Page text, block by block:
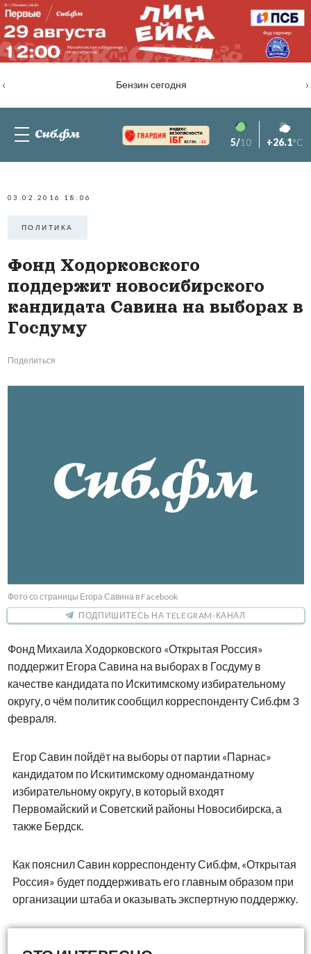
Бензин сегодня
‹ ›
82.76% -1.2 5/10 +26.1°C
03.02.2016 18:06
ПОЛИТИКА
Фонд Ходорковского
поддержит новосибирского
кандидата Савина на выборах в
Госдуму
Поделиться
Фото со страницы Егора Савина в Facebook
ПОДПИШИТЕСЬ НА TELEGRAM-КАНАЛ
Фонд Михаила Ходорковского «Открытая Россия»
поддержит Егора Савина на выборах в Госдуму в
качестве кандидата по Искитимскому избирательному
округу, о чём политик сообщил корреспонденту Сиб.фм 3
февраля.
Егор Савин пойдёт на выборы от партии «Парнас»
кандидатом по Искитимскому одномандатному
избирательному округу, в который входят
Первомайский и Советский районы Новосибирска, а
также Бердск.
Как пояснил Савин корреспонденту Сиб.фм, «Открытая
Россия» будет поддерживать его главным образом при
организации штаба и оказывать экспертную поддержку.